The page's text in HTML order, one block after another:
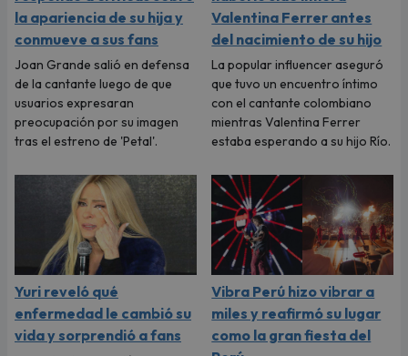
la apariencia de su hija y
conmueve a sus fans
Joan Grande salió en defensa
de la cantante luego de que
usuarios expresaran
preocupación por su imagen
tras el estreno de 'Petal'.
Valentina Ferrer antes
del nacimiento de su hijo
La popular influencer aseguró
que tuvo un encuentro íntimo
con el cantante colombiano
mientras Valentina Ferrer
estaba esperando a su hijo Río.
Yuri reveló qué
enfermedad le cambió su
vida y sorprendió a fans
Vibra Perú hizo vibrar a
miles y reafirmó su lugar
como la gran fiesta del